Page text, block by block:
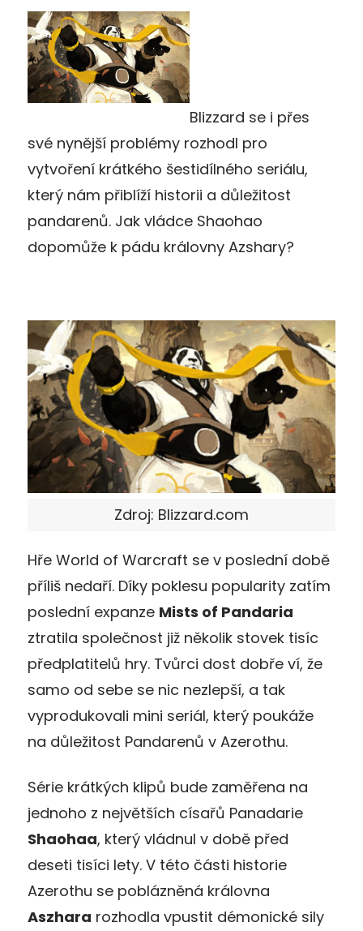
Blizzard se i přes
své nynější problémy rozhodl pro
vytvoření krátkého šestidílného seriálu,
který nám přiblíží historii a důležitost
pandarenů. Jak vládce Shaohao
dopomůže k pádu královny Azshary?
Zdroj: Blizzard.com
Hře World of Warcraft se v poslední době
příliš nedaří. Díky poklesu popularity zatím
poslední expanze Mists of Pandaria
ztratila společnost již několik stovek tisíc
předplatitelů hry. Tvůrci dost dobře ví, že
samo od sebe se nic nezlepší, a tak
vyprodukovali mini seriál, který poukáže
na důležitost Pandarenů v Azerothu.
Série krátkých klipů bude zaměřena na
jednoho z největších císařů Panadarie
Shaohaa, který vládnul v době před
deseti tisíci lety. V této části historie
Azerothu se poblázněná královna
Aszhara rozhodla vpustit démonické sily